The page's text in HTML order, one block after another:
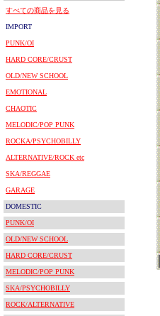
すべての商品を見る
IMPORT
PUNK/OI
HARD CORE/CRUST
OLD/NEW SCHOOL
EMOTIONAL
CHAOTIC
MELODIC/POP PUNK
ROCKA/PSYCHOBILLY
ALTERNATIVE/ROCK etc
SKA/REGGAE
GARAGE
DOMESTIC
PUNK/OI
OLD/NEW SCHOOL
HARD CORE/CRUST
MELODIC/POP PUNK
SKA/PSYCHOBILLY
ROCK/ALTERNATIVE